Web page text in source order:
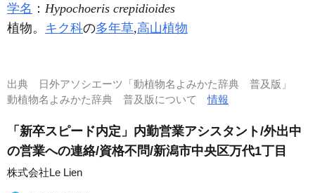
学名 ： Hypochoeris crepidioides
植物。 キク科の多年草,高山植物
出典
日外アソシエーツ「動植物名よみかた辞典 普及版」
動植物名よみかた辞典 普及版について情報
「新卒スピード内定」内勤営業アシスタント/外出中
の営業への連絡/資格不問/新潟市中央区万代1丁目
株式会社Le Lien